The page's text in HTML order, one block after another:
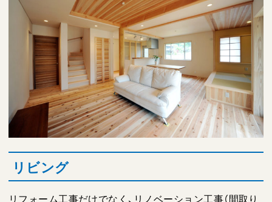
リビング
リフォーム工事だけでなく、リノベーション工事（間取り